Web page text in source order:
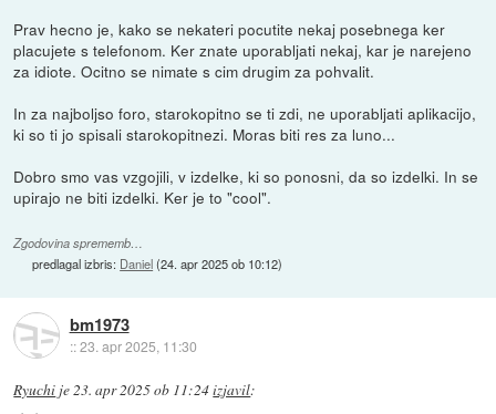
Prav hecno je, kako se nekateri pocutite nekaj posebnega ker
placujete s telefonom. Ker znate uporabljati nekaj, kar je narejeno
za idiote. Ocitno se nimate s cim drugim za pohvalit.
In za najboljso foro, starokopitno se ti zdi, ne uporabljati aplikacijo,
ki so ti jo spisali starokopitnezi. Moras biti res za luno...
Dobro smo vas vzgojili, v izdelke, ki so ponosni, da so izdelki. In se
upirajo ne biti izdelki. Ker je to "cool".
Zgodovina sprememb…
predlagal izbris: Daniel(24. apr 2025 ob 10:12)
bm1973
::23. apr 2025, 11:30
Ryuchi je23. apr 2025 ob 11:24izjavil: